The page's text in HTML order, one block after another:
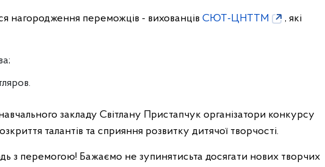
нагородження переможців - вихованців СЮТ-ЦНТТМ
, які
закладу Світлану Пристапчук організатори конкурсу
талантів та сприяння розвитку дитячої творчості.
з перемогою! Бажаємо не зупинятисьта досягати нових творчих